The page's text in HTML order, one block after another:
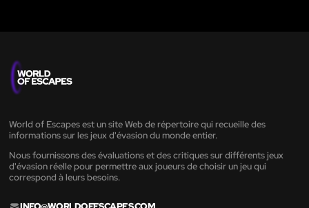
World of Escapes est un site Web de répertoire qui recueille des
informations sur les jeux d'évasion du monde entier.
Nous fournissons des évaluations et des critiques sur différents jeux
d'évasion réelle pour permettre aux joueurs de choisir un jeu qui
correspond à leurs besoins.